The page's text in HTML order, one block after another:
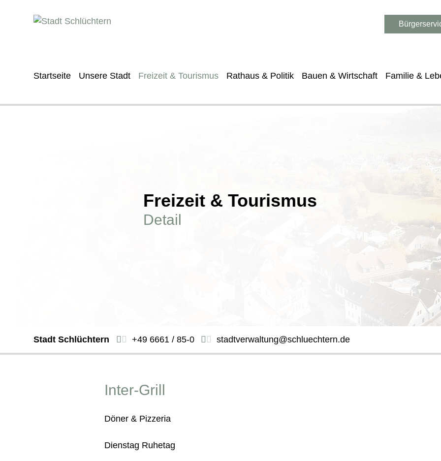
Startseite Unsere Stadt Freizeit & Tourismus Rathaus & Politik Bauen & Wirtschaft Familie &
Freizeit & Tourismus
Detail
Stadt Schlüchtern +49 6661 / 85-0 stadtverwaltung@schluechtern.de
Inter-Grill
Döner & Pizzeria
Dienstag Ruhetag